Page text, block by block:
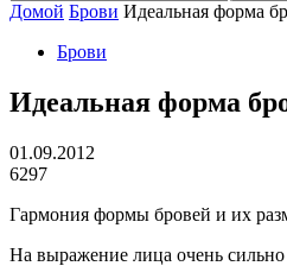
Домой Брови Идеальная форма
Брови
Идеальная форма
01.09.2012
6297
Гармония формы бровей и их
На выражение лица очень